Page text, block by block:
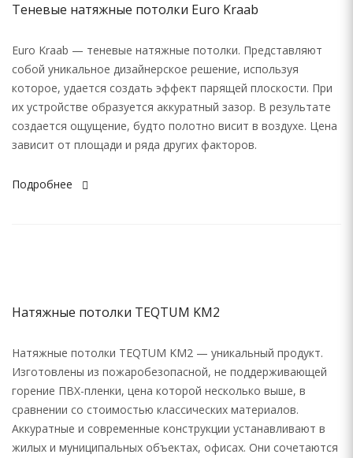
Теневые натяжные потолки Euro Kraab
Euro Kraab — теневые натяжные потолки. Представляют
собой уникальное дизайнерское решение, используя
которое, удается создать эффект парящей плоскости. При
их устройстве образуется аккуратный зазор. В результате
создается ощущение, будто полотно висит в воздухе. Цена
зависит от площади и ряда других факторов.
Подробнее
Натяжные потолки TEQTUM KM2
Натяжные потолки TEQTUM KM2 — уникальный продукт.
Изготовлены из пожаробезопасной, не поддерживающей
горение ПВХ-пленки, цена которой несколько выше, в
сравнении со стоимостью классических материалов.
Аккуратные и современные конструкции устанавливают в
жилых и муниципальных объектах, офисах. Они сочетаются